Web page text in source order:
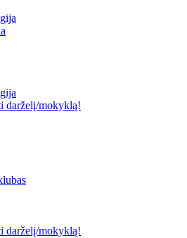
darželį/mokyklą!
darželį/mokyklą!